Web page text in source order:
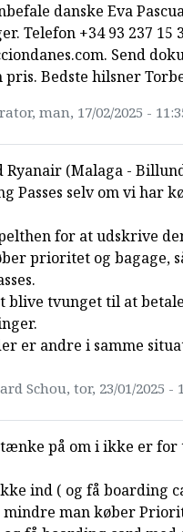
danske Eva
Telefon +34 93 237 15
Send
pris. Bedste hilsner
man, 17/02/2025 -
Ryanair (Malaga -
Passes selv om vi har
for at udskrive
prioritet og bagage,
blive tvunget til at
er andre i samme
Schou, tor, 23/01/2025 -
på om i ikke er
ind ( og få boarding
mindre man køber